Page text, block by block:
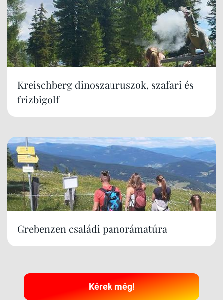
Kreischberg dinoszauruszok, szafari és
frizbigolf
Grebenzen családi panorámatúra
Kérek még!